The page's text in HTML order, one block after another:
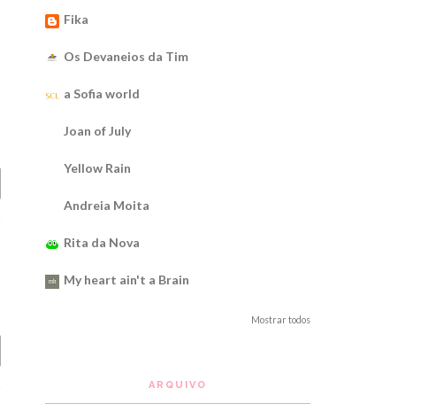
Fika
Os Devaneios da Tim
a Sofia world
Joan of July
Yellow Rain
Andreia Moita
Rita da Nova
My heart ain't a Brain
Mostrar todos
ARQUIVO